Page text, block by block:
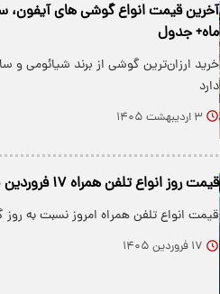
ماه+ جدول
دارد
۳ اردیبهشت ۱۴۰۵
قیمت روز انواع تلفن همراه ۱۷ فروردین ۱۴۰۵ +جدول
قیمت انواع تلفن همراه امروز نسبت به
۱۷ فروردین ۱۴۰۵